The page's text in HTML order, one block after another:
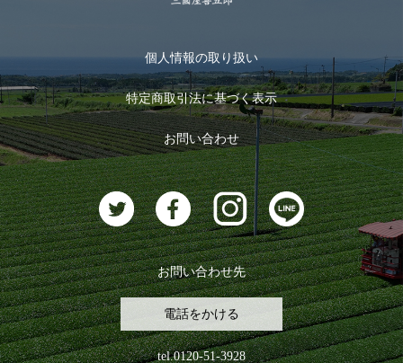
お茶のギフト
おすすめのお茶
お茶に合うスイーツ
ログイン
ログアウト
個人情報の取り扱い
特定商取引法に基づく表示
お問い合わせ
お問い合わせ先
電話をかける
tel.0120-51-3928